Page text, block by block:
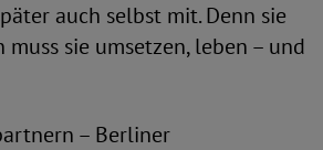
auch selbst mit. Denn sie
sie umsetzen, leben – und
– Berliner